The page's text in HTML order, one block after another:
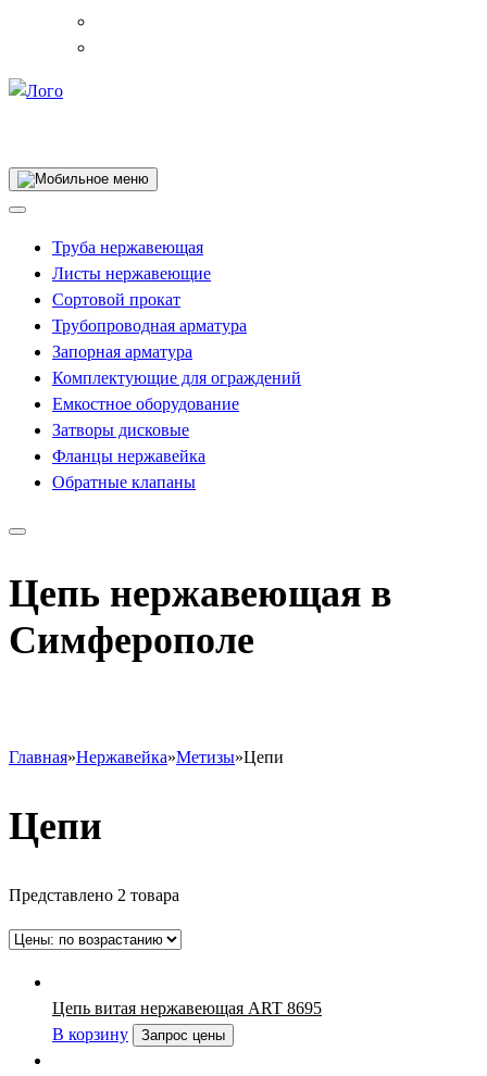
Труба нержавеющая
Листы нержавеющие
Сортовой прокат
Трубопроводная арматура
Запорная арматура
Комплектующие для ограждений
Емкостное оборудование
Затворы дисковые
Фланцы нержавейка
Обратные клапаны
Цепь нержавеющая в
Симферополе
Главная»Нержавейка»Метизы»Цепи
Цепи
Представлено 2 товара
Цепь витая нержавеющая ART 8695
В корзину
Запрос цены